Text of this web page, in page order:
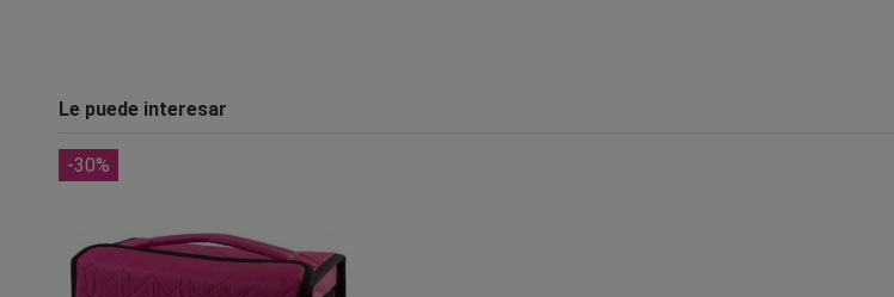
Le puede interesar
-30%